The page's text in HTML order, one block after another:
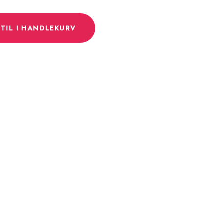
I HANDLEKURV